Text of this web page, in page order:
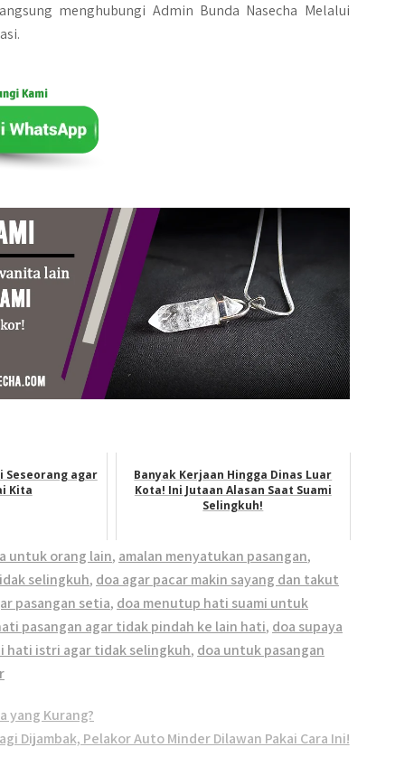
menghubungi Admin Bunda Nasecha Melalui
Seseorang agar
Kita
Banyak Kerjaan Hingga Dinas Luar
Kota! Ini Jutaan Alasan Saat Suami
Selingkuh!
untuk orang lain, amalan menyatukan pasangan,
selingkuh, doa agar pacar makin sayang dan takut
pasangan setia, doa menutup hati suami untuk
pasangan agar tidak pindah ke lain hati, doa supaya
hati istri agar tidak selingkuh, doa untuk pasangan
yang Kurang?
Dijambak, Pelakor Auto Minder Dilawan Pakai Cara Ini!